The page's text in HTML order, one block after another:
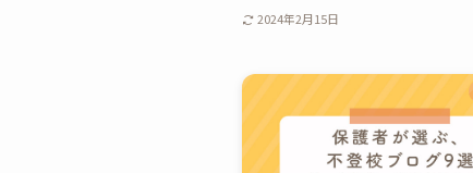
2024年2月15日